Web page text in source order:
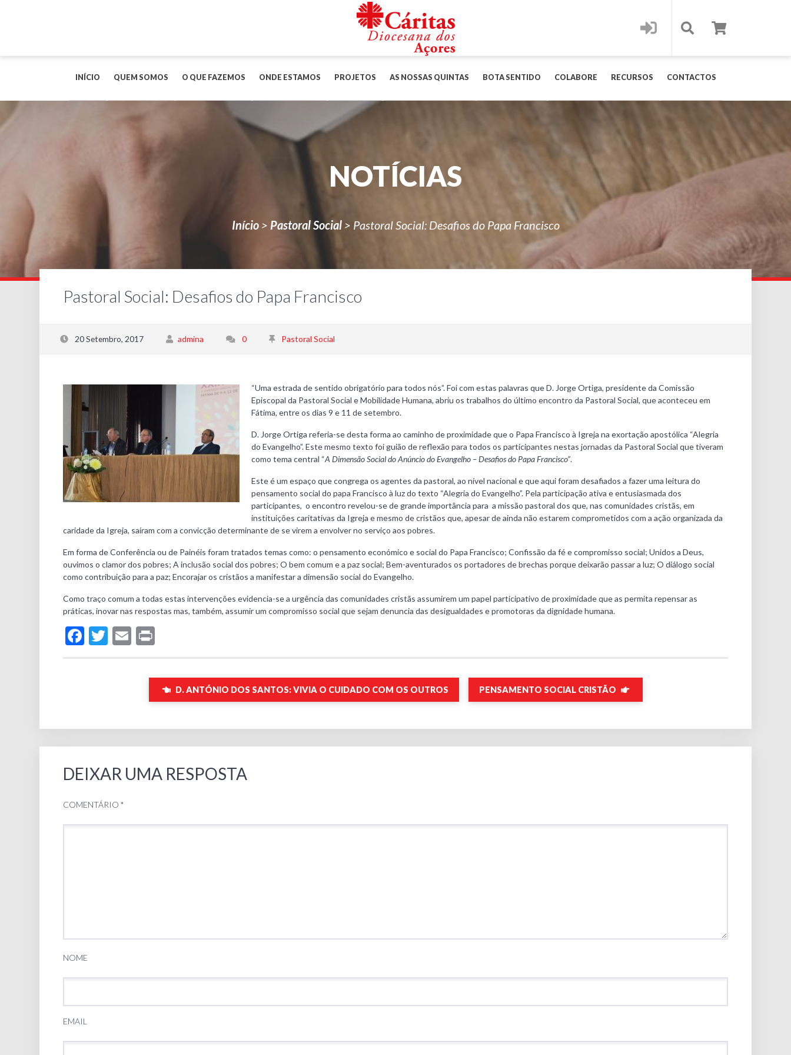
INÍCIO QUEM SOMOS O QUE FAZEMOS ONDE ESTAMOS PROJETOS AS NOSSAS QUINTAS BOTA SENTIDO COLABORE RECURSOS CONTACTOS
NOTÍCIAS
Início > Pastoral Social > Pastoral Social: Desafios do Papa Francisco
Pastoral Social: Desafios do Papa Francisco
20 Setembro, 2017 admina 0 Pastoral Social
“Uma estrada de sentido obrigatório para todos nós”. Foi com estas palavras que D. Jorge Ortiga, presidente da Comissão
Episcopal da Pastoral Social e Mobilidade Humana, abriu os trabalhos do último encontro da Pastoral Social, que aconteceu em
Fátima, entre os dias 9 e 11 de setembro.
D. Jorge Ortiga referia-se desta forma ao caminho de proximidade que o Papa Francisco à Igreja na exortação apostólica “Alegria
do Evangelho”. Este mesmo texto foi guião de reflexão para todos os participantes nestas jornadas da Pastoral Social que tiveram
como tema central “A Dimensão Social do Anúncio do Evangelho – Desafios do Papa Francisco”.
Este é um espaço que congrega os agentes da pastoral, ao nível nacional e que aqui foram desafiados a fazer uma leitura do
pensamento social do papa Francisco à luz do texto “Alegria do Evangelho”. Pela participação ativa e entusiasmada dos
participantes, o encontro revelou-se de grande importância para a missão pastoral dos que, nas comunidades cristãs, em
instituições caritativas da Igreja e mesmo de cristãos que, apesar de ainda não estarem comprometidos com a ação organizada da
caridade da Igreja, saíram com a convicção determinante de se virem a envolver no serviço aos pobres.
Em forma de Conferência ou de Painéis foram tratados temas como: o pensamento económico e social do Papa Francisco; Confissão da fé e compromisso social; Unidos a Deus,
ouvimos o clamor dos pobres; A inclusão social dos pobres; O bem comum e a paz social; Bem-aventurados os portadores de brechas porque deixarão passar a luz; O diálogo social
como contribuição para a paz; Encorajar os cristãos a manifestar a dimensão social do Evangelho.
Como traço comum a todas estas intervenções evidencia-se a urgência das comunidades cristãs assumirem um papel participativo de proximidade que as permita repensar as
práticas, inovar nas respostas mas, também, assumir um compromisso social que sejam denuncia das desigualdades e promotoras da dignidade humana.
Facebook
Twitter
Email
D. ANTÓNIO DOS SANTOS: VIVIA O CUIDADO COM OS OUTROS PENSAMENTO SOCIAL CRISTÃO
DEIXAR UMA RESPOSTA
COMENTÁRIO*
NOME
EMAIL